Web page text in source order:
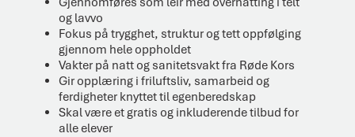
og lavvo
Fokus på trygghet, struktur og tett oppfølging
gjennom hele oppholdet
Vakter på natt og sanitetsvakt fra Røde Kors
Gir opplæring i friluftsliv, samarbeid og
ferdigheter knyttet til egenberedskap
Skal være et gratis og inkluderende tilbud for
alle elever